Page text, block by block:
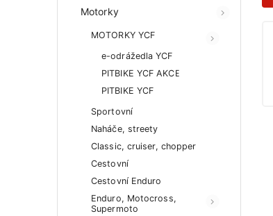
Motorky
MOTORKY YCF
e-odrážedla YCF
PITBIKE YCF AKCE
PITBIKE YCF
Sportovní
Naháče, streety
Classic, cruiser, chopper
Cestovní
Cestovní Enduro
Enduro, Motocross,
Supermoto